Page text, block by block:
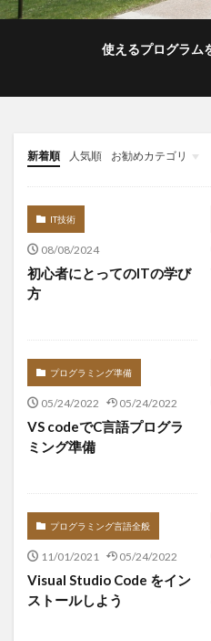
使えるプログラム
新着順 人気順 お勧めカテゴリ
Infomation
IT技術
08/08/2024
初心者にとってのITの学び
方
プログラミング準備
05/24/2022 05/24/2022
VS codeでC言語プログラ
ミング準備
プログラミング言語全般
11/01/2021 05/24/2022
Visual Studio Code をイン
ストールしよう